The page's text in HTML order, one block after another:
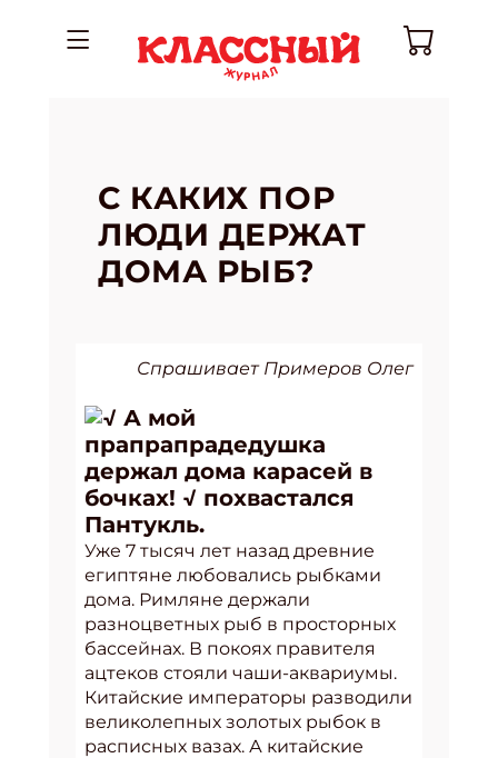
С КАКИХ ПОР
ЛЮДИ ДЕРЖАТ
ДОМА РЫБ?
Спрашивает Примеров Олег
√ А мой
прапрапрадедушка
держал дома карасей в
бочках! √ похвастался
Пантукль.
Уже 7 тысяч лет назад древние
египтяне любовались рыбками
дома. Римляне держали
разноцветных рыб в просторных
бассейнах. В покоях правителя
ацтеков стояли чаши-аквариумы.
Китайские императоры разводили
великолепных золотых рыбок в
расписных вазах. А китайские